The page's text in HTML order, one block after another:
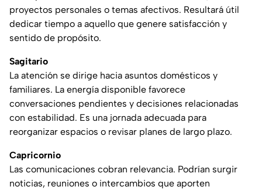
proyectos personales o temas afectivos. Resultará útil
dedicar tiempo a aquello que genere satisfacción y
sentido de propósito.
Sagitario
La atención se dirige hacia asuntos domésticos y
familiares. La energía disponible favorece
conversaciones pendientes y decisiones relacionadas
con estabilidad. Es una jornada adecuada para
reorganizar espacios o revisar planes de largo plazo.
Capricornio
Las comunicaciones cobran relevancia. Podrían surgir
noticias, reuniones o intercambios que aporten